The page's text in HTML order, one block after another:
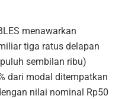
menawarkan
tiga ratus delapan
sembilan ribu)
dari modal ditempatkan
nilai nominal Rp50